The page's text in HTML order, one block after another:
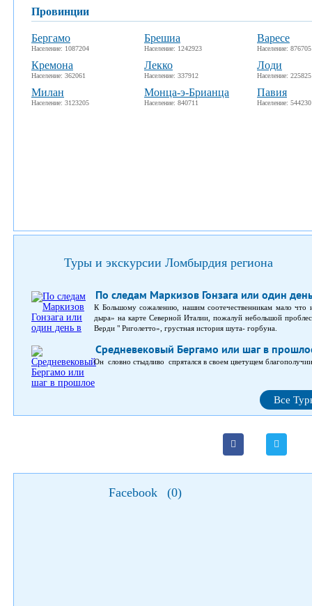
провинции
Бергамо
Население: 1087204
Брешиа
Население: 1242923
Варесе
Население: 876705
Кремона
Население: 362061
Лекко
Население: 337912
Лоди
Население: 225825
Милан
Население: 3123205
Монца-э-Брианца
Население: 840711
Павия
Население: 544230
Туры и экскурсии Ломбырдия региона
По следам Маркизов Гонзага или один
К Большому сожалению, нашим соотечественникам мало что
дыра» на карте Северной Италии, пожалуй небольшой
Верди " Риголетто», грустная история шута- горбуна.
Средневековый Бергамо или шаг в
Он словно стыдливо спрятался в своем цветущем
Все
Facebook (0)